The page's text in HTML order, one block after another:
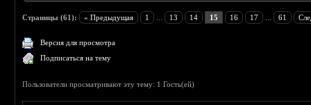
Страницы (61): « Предыдущая 1 13 14 15 16 17 61
Версия для просмотра
Подписаться на тему
Пользователи просматривают эту тему: 1 Гость(ей)